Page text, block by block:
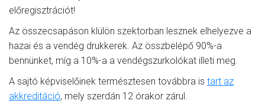
előregisztrációt!
Az összecsapáson klülön szektorban lesznek elhelyezve a
hazai és a vendég drukkerek. Az összbelépő 90%-a
bennünket, míg a 10%-a a vendégszurkolókat illeti meg.
A sajtó képviselőinek természtesen továbbra is tart az
akkreditáció, mely szerdán 12 órakor zárul.